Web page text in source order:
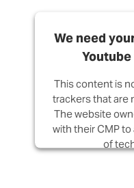
We need
This content is
trackers that are
The website
with their CMP
of